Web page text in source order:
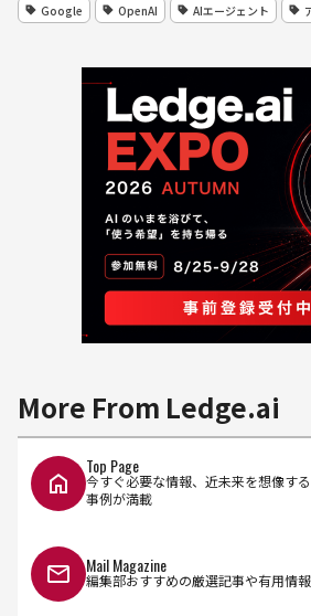
Google OpenAI AIエージェント
More From Ledge.ai
Top Page
今すぐ必要な情報、近未来を想像す
事例が満載
Mail Magazine
編集部おすすめの厳選記事や有用情